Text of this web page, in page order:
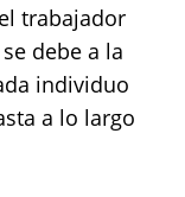
trabajador
debe a la
individuo
a lo largo